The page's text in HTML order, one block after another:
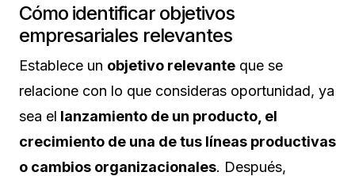
Cómo identificar objetivos
empresariales relevantes
Establece un objetivo relevante que se
relacione con lo que consideras oportunidad, ya
sea el lanzamiento de un producto, el
crecimiento de una de tus líneas productivas
o cambios organizacionales. Después,